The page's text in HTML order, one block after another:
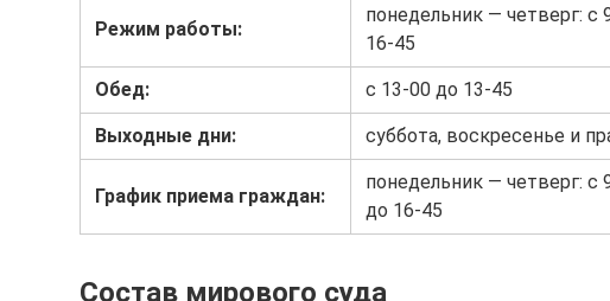
Режим работы:
понедельник — четверг: с
16-45
Обед: с 13-00 до 13-45
Выходные дни: суббота, воскресенье и
График приема граждан:
понедельник — четверг: с
до 16-45
Состав мирового суда